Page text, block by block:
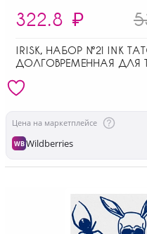
322.8 ₽
IRISK, НАБОР №21 INK
ДОЛГОВРЕМЕННАЯ ДЛЯ
Цена на маркетплейсе
WBWildberries